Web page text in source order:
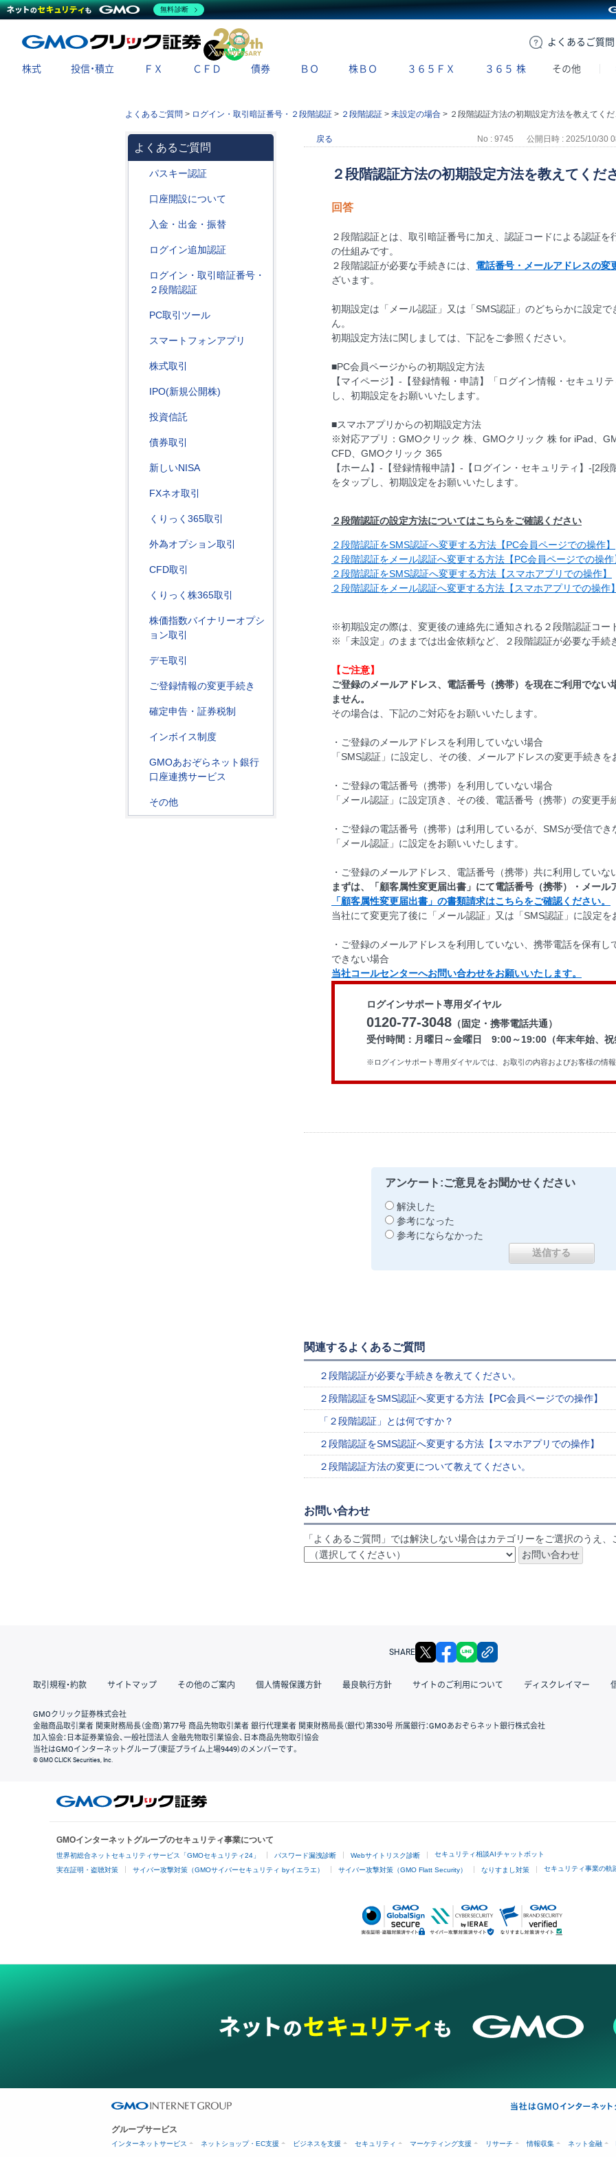
よくある ご質問
X
株式 投信・積立 ＦＸ ＣＦＤ 債券 ＢＯ 株ＢＯ ３６５ＦＸ ３６５ 株 その他
よくあるご質問 > ログイン・取引暗証番号・２段階認証 > ２段階認証 > 未設定の場合 > ２段階認証方法の初期設定方法を教えてください。（未設定のお客様向け）
よくあるご質問
パスキー認証
口座開設について
入金・出金・振替
ログイン追加認証
ログイン・取引暗証番号・
２段階認証
PC取引ツール
スマートフォンアプリ
株式取引
IPO(新規公開株)
投資信託
債券取引
新しいNISA
FXネオ取引
くりっく365取引
外為オプション取引
CFD取引
くりっく株365取引
株価指数バイナリーオプシ
ョン取引
デモ取引
ご登録情報の変更手続き
確定申告・証券税制
インボイス制度
GMOあおぞらネット銀行
口座連携サービス
その他
戻る No : 9745 公開日時 : 2025/10/30
２段階認証方法の初期設定方法を教えてくだ
回答
２段階認証とは、取引暗証番号に加え、認証コードによる認証
の仕組みです。
２段階認証が必要な手続きには、 電話番号・メールアドレスの変
ざいます。
初期設定は「メール認証」又は「SMS認証」のどちらかに設定
ん。
初期設定方法に関しましては、下記をご参照ください。
■PC会員ページからの初期設定方法
【マイページ】-【登録情報・申請】「ログイン情報・セキュリ
し、初期設定をお願いいたします。
■スマホアプリからの初期設定方法
※対応アプリ：GMOクリック 株、GMOクリック 株 for iPad、
CFD、GMOクリック 365
【ホーム】-【登録情報申請】-【ログイン・セキュリティ】-[2
をタップし、初期設定をお願いいたします。
２段階認証の設定方法についてはこちらをご確認ください
２段階認証をSMS認証へ変更する方法【PC会員ページでの操作】
２段階認証をメール認証へ変更する方法【PC会員ページでの操作
２段階認証をSMS認証へ変更する方法【スマホアプリでの操作】
２段階認証をメール認証へ変更する方法【スマホアプリでの操作】
※初期設定の際は、変更後の連絡先に通知される２段階認証コー
※「未設定」のままでは出金依頼など、２段階認証が必要な手続
【ご注意】
ご登録のメールアドレス、電話番号（携帯）を現在ご利用でない
ません。
その場合は、下記のご対応をお願いいたします。
・ご登録のメールアドレスを利用していない場合
「SMS認証」に設定し、その後、メールアドレスの変更手続きを
・ご登録の電話番号（携帯）を利用していない場合
「メール認証」に設定頂き、その後、電話番号（携帯）の変更手
・ご登録の電話番号（携帯）は利用しているが、SMSが受信でき
「メール認証」に設定をお願いいたします。
・ご登録のメールアドレス、電話番号（携帯）共に利用していな
まずは、「顧客属性変更届出書」にて電話番号（携帯）・メール
「顧客属性変更届出書」の書類請求はこちらをご確認ください。
当社にて変更完了後に「メール認証」又は「SMS認証」に設定を
・ご登録のメールアドレスを利用していない、携帯電話を保有
できない場合
当社コールセンターへお問い合わせをお願いいたします。
ログインサポート専用ダイヤル
0120-77-3048（固定・携帯電話共通）
受付時間：月曜日～金曜日 9:00～19:00（年末年始、祝
※ログインサポート専用ダイヤルでは、お取引の内容およびお客様の情
アンケート:ご意見をお聞かせください
解決した
参考になった
参考にならなかった
関連するよくあるご質問
２段階認証が必要な手続きを教えてください。
２段階認証をSMS認証へ変更する方法【PC会員ページでの操作】
「２段階認証」とは何ですか？
２段階認証をSMS認証へ変更する方法【スマホアプリでの操作】
２段階認証方法の変更について教えてください。
お問い合わせ
「よくあるご質問」では解決しない場合はカテゴリーをご選択のうえ、
SHARE X facebook
取引規程・約款 サイトマップ その他のご案内 個人情報保護方針 最良執行方針 サイトのご利用について ディスクレイマー
GMOクリック証券株式会社
金融商品取引業者 関東財務局長（金商）第77号 商品先物取引業者 銀行代理業者 関東財務局長（銀代）第330号 所属銀行：GMOあおぞらネット銀行株式会社
加入協会：日本証券業協会、一般社団法人 金融先物取引業協会、日本商品先物取引協会
当社はGMOインターネットグループ（東証プライム上場9449）のメンバーです。
© GMO CLICK Securities, Inc.
GMOインターネットグループのセキュリティ事業について
世界初総合ネットセキュリティサービス「GMOセキュリティ24」 パスワード漏洩診断 Webサイトリスク診断 セキュリティ相談AIチャットボット
実在証明・盗聴対策 サイバー攻撃対策（GMOサイバーセキュリティ byイエラエ） サイバー攻撃対策（GMO Flatt Security） なりすまし対策 セキュリティ事業の軌
グループサービス
インターネットサービス ネットショップ・EC支援 ビジネスを支援 セキュリティ マーケティング支援 リサーチ 情報収集 ネット金融
無料診断